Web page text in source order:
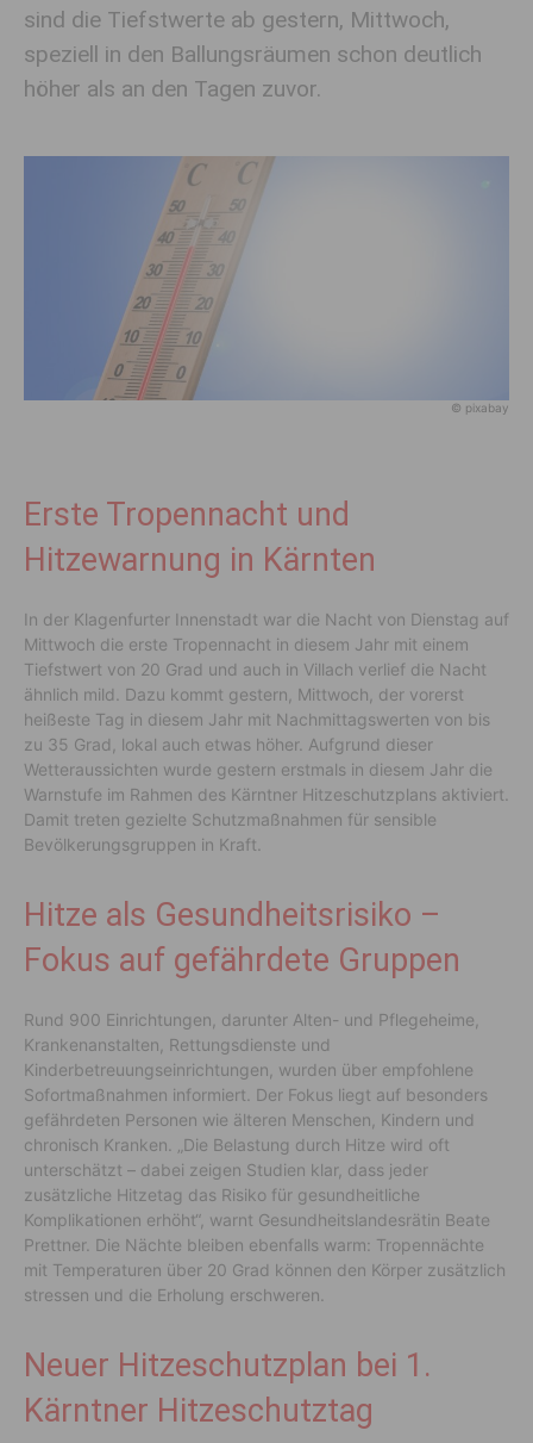
sind die Tiefstwerte ab gestern, Mittwoch,
speziell in den Ballungsräumen schon deutlich
höher als an den Tagen zuvor.
© pixabay
Erste Tropennacht und
Hitzewarnung in Kärnten
In der Klagenfurter Innenstadt war die Nacht von Dienstag auf
Mittwoch die erste Tropennacht in diesem Jahr mit einem
Tiefstwert von 20 Grad und auch in Villach verlief die Nacht
ähnlich mild. Dazu kommt gestern, Mittwoch, der vorerst
heißeste Tag in diesem Jahr mit Nachmittagswerten von bis
zu 35 Grad, lokal auch etwas höher. Aufgrund dieser
Wetteraussichten wurde gestern erstmals in diesem Jahr die
Warnstufe im Rahmen des Kärntner Hitzeschutzplans aktiviert.
Damit treten gezielte Schutzmaßnahmen für sensible
Bevölkerungsgruppen in Kraft.
Hitze als Gesundheitsrisiko –
Fokus auf gefährdete Gruppen
Rund 900 Einrichtungen, darunter Alten- und Pflegeheime,
Krankenanstalten, Rettungsdienste und
Kinderbetreuungseinrichtungen, wurden über empfohlene
Sofortmaßnahmen informiert. Der Fokus liegt auf besonders
gefährdeten Personen wie älteren Menschen, Kindern und
chronisch Kranken. „Die Belastung durch Hitze wird oft
unterschätzt – dabei zeigen Studien klar, dass jeder
zusätzliche Hitzetag das Risiko für gesundheitliche
Komplikationen erhöht“, warnt Gesundheitslandesrätin Beate
Prettner. Die Nächte bleiben ebenfalls warm: Tropennächte
mit Temperaturen über 20 Grad können den Körper zusätzlich
stressen und die Erholung erschweren.
Neuer Hitzeschutzplan bei 1.
Kärntner Hitzeschutztag